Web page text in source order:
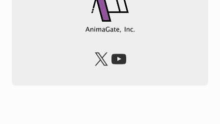
X YouTube